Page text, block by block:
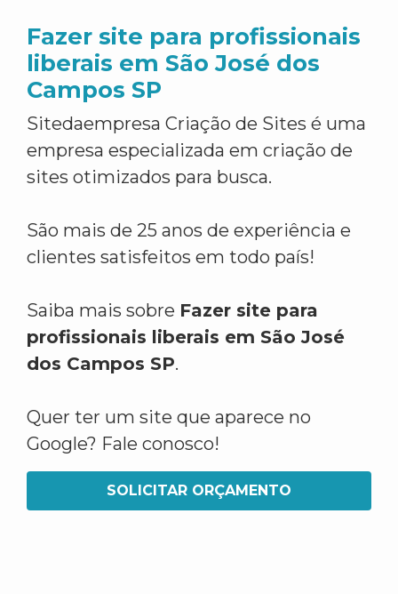
Fazer site para profissionais
liberais em São José dos
Campos SP
Sitedaempresa Criação de Sites é uma
empresa especializada em criação de
sites otimizados para busca.
São mais de 25 anos de experiência e
clientes satisfeitos em todo país!
Saiba mais sobre Fazer site para
profissionais liberais em São José
dos Campos SP.
Quer ter um site que aparece no
Google? Fale conosco!
SOLICITAR ORÇAMENTO